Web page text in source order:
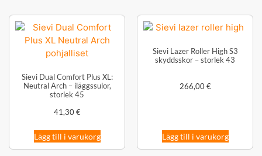
Sievi Dual Comfort Plus XL:
Neutral Arch – iläggssulor,
storlek 45
41,30€
Lägg till i varukorg
Sievi Lazer Roller High S3
skyddsskor – storlek 43
266,00€
Lägg till i varukorg